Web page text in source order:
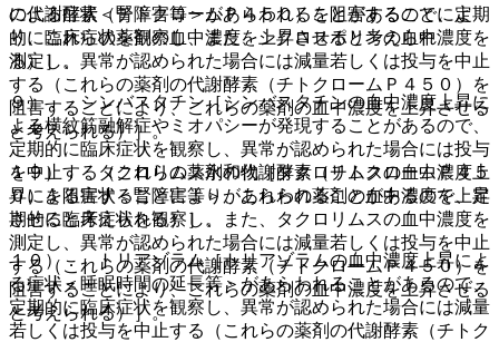
による症状＜腎障害等＞があらわれることがあるので、定期
的に臨床症状を観察し、また、シクロスポリンの血中濃度を
測定し、異常が認められた場合には減量若しくは投与を中止
する（これらの薬剤の代謝酵素（チトクロームＰ４５０）を
阻害することにより、これらの薬剤の血中濃度を上昇させる
と考えられる）］。
１９）． タクロリムス水和物［タクロリムスの血中濃度上
昇による症状＜腎障害等＞があらわれることがあるので、定
期的に臨床症状を観察し、また、タクロリムスの血中濃度を
測定し、異常が認められた場合には減量若しくは投与を中止
する（これらの薬剤の代謝酵素（チトクロームＰ４５０）を
阻害することにより、これらの薬剤の血中濃度を上昇させる
と考えられる）］。
の代謝酵素（チトクロームＰ４５０）を阻害することによ
り、これらの薬剤の血中濃度を上昇させると考えられ
る）］。
９）． シンバスタチン［シンバスタチンの血中濃度上昇に
よる横紋筋融解症やミオパシーが発現することがあるので、
定期的に臨床症状を観察し、異常が認められた場合には投与
を中止する（これらの薬剤の代謝酵素（チトクロームＰ４５
０）を阻害することにより、これらの薬剤の血中濃度を上昇
させると考えられる）］。
１０）． トリアゾラム［トリアゾラムの血中濃度上昇によ
る症状＜睡眠時間の延長等＞があらわれることがあるので、
定期的に臨床症状を観察し、異常が認められた場合には減量
若しくは投与を中止する（これらの薬剤の代謝酵素（チトク